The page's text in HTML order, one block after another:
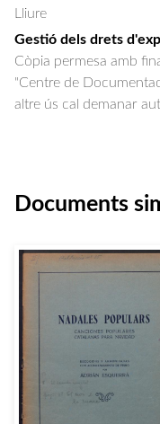
Lliure
Gestió dels drets
Còpia permesa amb
"Centre de
altre ús cal demanar
Documents